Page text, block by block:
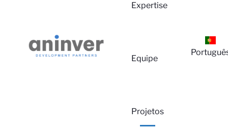
Expertise
Equipe
Projetos